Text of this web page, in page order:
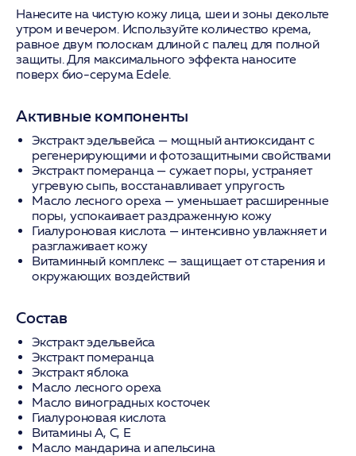
Нанесите на чистую кожу лица, шеи и зоны декольте
утром и вечером. Используйте количество крема,
равное двум полоскам длиной с палец для полной
защиты. Для максимального эффекта наносите
поверх био-серума Edele.
Активные компоненты
Экстракт эдельвейса — мощный антиоксидант с
регенерирующими и фотозащитными свойствами
Экстракт померанца— сужает поры, устраняет
угревую сыпь, восстанавливает упругость
Масло лесного ореха — уменьшает расширенные
поры, успокаивает раздраженную кожу
Гиалуроновая кислота — интенсивно увлажняет и
разглаживает кожу
Витаминный комплекс — защищает от старения и
окружающих воздействий
Состав
Экстракт эдельвейса
Экстракт померанца
Экстракт яблока
Масло лесного ореха
Масло виноградных косточек
Гиалуроновая кислота
Витамины A, C, E
Масло мандарина и апельсина